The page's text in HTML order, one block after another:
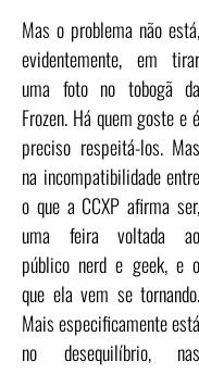
Mas o problema não está,
evidentemente, em tirar
uma foto no tobogã da
Frozen. Há quem goste e é
preciso respeitá-los. Mas
na incompatibilidade entre
o que a CCXP afirma ser,
uma feira voltada ao
público nerd e geek, e o
que ela vem se tornando.
Mais especificamente está
no desequilíbrio, nas